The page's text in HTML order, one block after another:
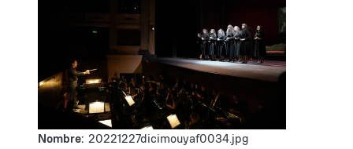
Nombre: 20221227dicimouyaf0034.jpg